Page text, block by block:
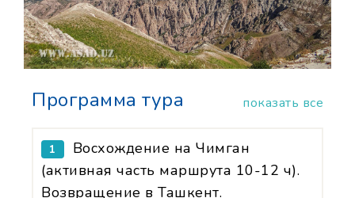
Программа тура показать все
1
Восхождение на Чимган
(активная часть маршрута 10-12 ч).
Возвращение в Ташкент.